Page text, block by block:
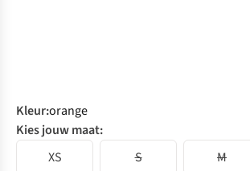
Kleur:orange
Kies jouw maat:
XS
S M